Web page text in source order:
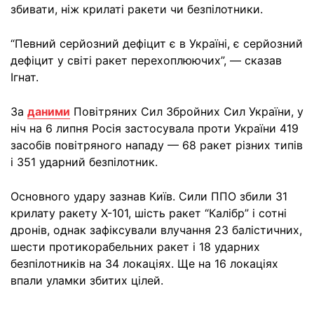
збивати, ніж крилаті ракети чи безпілотники.
“Певний серйозний дефіцит є в Україні, є серйозний
дефіцит у світі ракет перехоплюючих”, — сказав
Ігнат.
За даними Повітряних Сил Збройних Сил України, у
ніч на 6 липня Росія застосувала проти України 419
засобів повітряного нападу — 68 ракет різних типів
і 351 ударний безпілотник.
Основного удару зазнав Київ. Сили ППО збили 31
крилату ракету Х-101, шість ракет “Калібр” і сотні
дронів, однак зафіксували влучання 23 балістичних,
шести протикорабельних ракет і 18 ударних
безпілотників на 34 локаціях. Ще на 16 локаціях
впали уламки збитих цілей.